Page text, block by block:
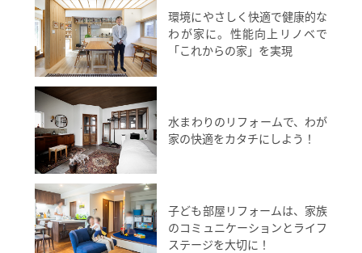
環境にやさしく快適で健康的な
わが家に。性能向上リノベで
「これからの家」を実現
水まわりのリフォームで、わが
家の快適をカタチにしよう！
子ども部屋リフォームは、家族
のコミュニケーションとライフ
ステージを大切に！